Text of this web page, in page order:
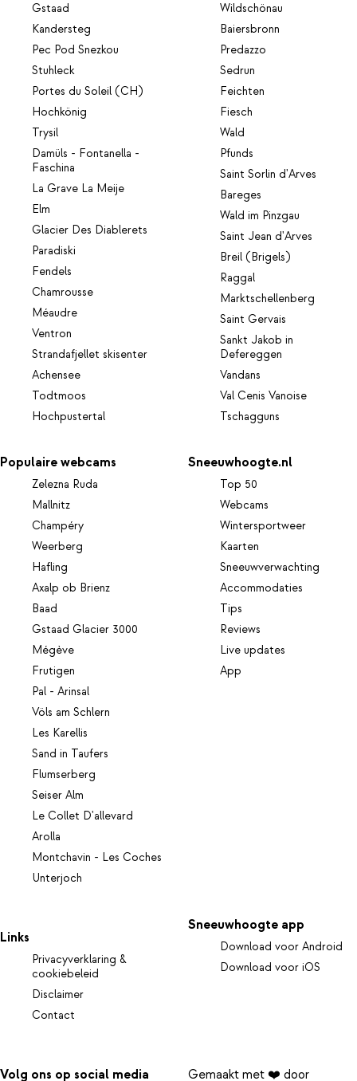
Gstaad
Kandersteg
Pec Pod Snezkou
Stuhleck
Portes du Soleil (CH)
Hochkönig
Trysil
Damüls - Fontanella -
Faschina
La Grave La Meije
Elm
Glacier Des Diablerets
Paradiski
Fendels
Chamrousse
Méaudre
Ventron
Strandafjellet skisenter
Achensee
Todtmoos
Hochpustertal
Wildschönau
Baiersbronn
Predazzo
Sedrun
Feichten
Fiesch
Wald
Pfunds
Saint Sorlin d'Arves
Bareges
Wald im Pinzgau
Saint Jean d'Arves
Breil (Brigels)
Raggal
Marktschellenberg
Saint Gervais
Sankt Jakob in
Defereggen
Vandans
Val Cenis Vanoise
Tschagguns
Populaire webcams
Zelezna Ruda
Mallnitz
Champéry
Weerberg
Hafling
Axalp ob Brienz
Baad
Gstaad Glacier 3000
Mégève
Frutigen
Pal - Arinsal
Völs am Schlern
Les Karellis
Sand in Taufers
Flumserberg
Seiser Alm
Le Collet D'allevard
Arolla
Montchavin - Les Coches
Unterjoch
Sneeuwhoogte.nl
Top 50
Webcams
Wintersportweer
Kaarten
Sneeuwverwachting
Accommodaties
Tips
Reviews
Live updates
App
Links
Privacyverklaring &
cookiebeleid
Disclaimer
Contact
Sneeuwhoogte app
Download voor Android
Download voor iOS
Volg ons op social media Gemaakt met ❤️ door